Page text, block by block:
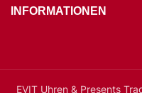
INFORMATIONEN
EVIT Uhren & Presents